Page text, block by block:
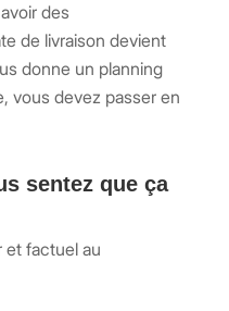
des
de livraison devient
donne un planning
vous devez passer en
sentez que ça
et factuel au